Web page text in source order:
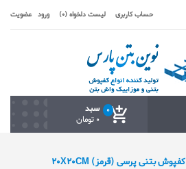
حساب کاربری لیست دلخواه (0) ورود عضویت
سبد 0
0 تومان
کفپوش بتنی پرسی (قرمز) 20X20CM